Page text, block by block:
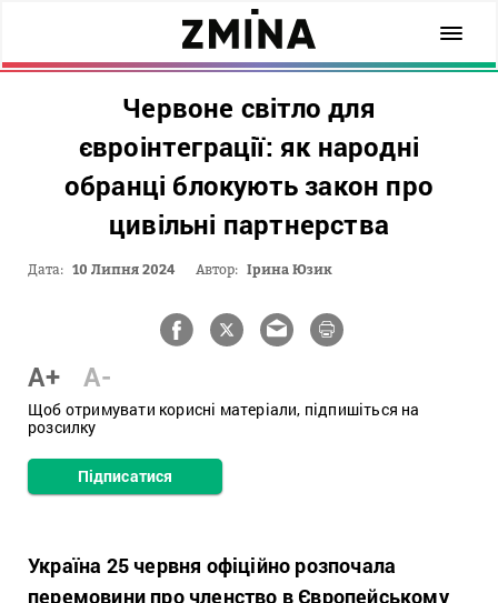
Червоне світло для
євроінтеграції: як народні
обранці блокують закон про
цивільні партнерства
Дата: 10 Липня 2024 Автор: Ірина Юзик
A+ A-
Щоб отримувати корисні матеріали, підпишіться на
розсилку
Підписатися
Україна 25 червня офіційно розпочала
перемовини про членство в Європейському